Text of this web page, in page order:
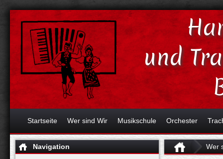
und
Startseite Wer sind Wir Musikschule Orchester
Wer
Navigation